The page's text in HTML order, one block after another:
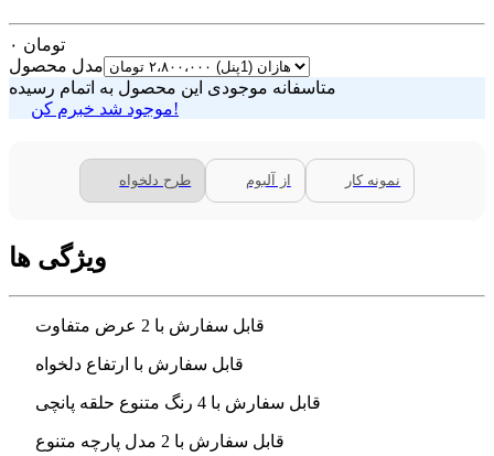
۰ تومان
مدل محصول
متاسفانه موجودی این محصول به اتمام رسیده
موجود شد خبرم کن!
طرح دلخواه از آلبوم نمونه کار
ویژگی ها
قابل سفارش با 2 عرض متفاوت
قابل سفارش با ارتفاع دلخواه
قابل سفارش با 4 رنگ متنوع حلقه پانچی
قابل سفارش با 2 مدل پارچه متنوع